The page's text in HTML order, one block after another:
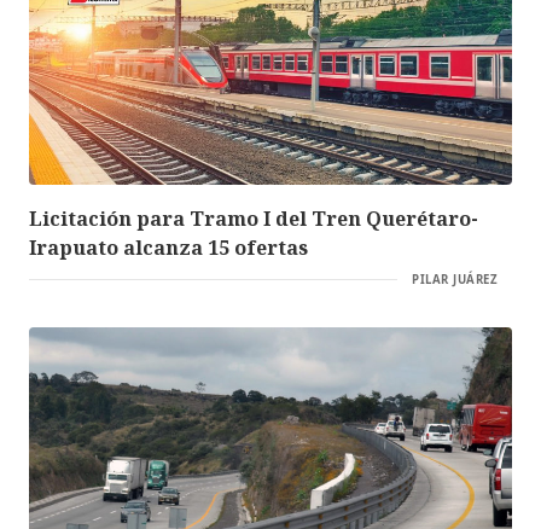
Licitación para Tramo I del Tren Querétaro-
Irapuato alcanza 15 ofertas
PILAR JUÁREZ